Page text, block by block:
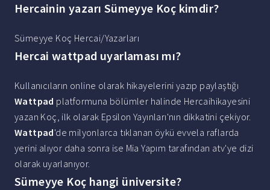
Hercainin yazarı Sümeyye Koç kimdir?
Sümeyye Koç Hercai/Yazarları
Hercai wattpad uyarlaması mı?
Kullanıcıların online olarak hikayelerini yazıp paylaştığı
Wattpad platformuna bölümler halinde Hercaihikayesini
yazan Koç, ilk olarak Epsilon Yayınları'nın dikkatini çekiyor.
Wattpad'de milyonlarca tıklanan öykü evvela raflarda
yerini alıyor daha sonra ise Mia Yapım tarafından atv'ye dizi
olarak uyarlanıyor.
Sümeyye Koç hangi üniversite?